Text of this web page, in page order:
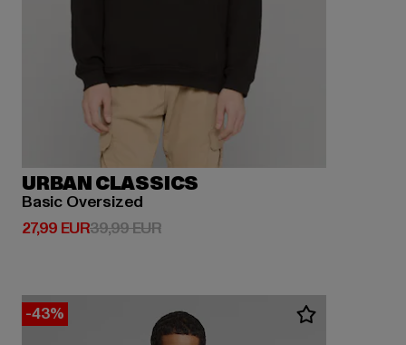
URBAN CLASSICS
Basic Oversized
27,99 EUR
Derzeitiger Preis: 27,99 EUR
39,99 EURAktionspreis: 39,99 EUR
-43%